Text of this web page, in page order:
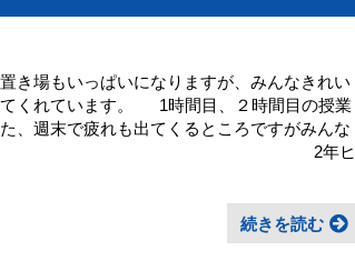
き場もいっぱいになりますが、みんなきれい
てくれています。 1時間目、２時間目の授業
、週末で疲れも出てくるところですがみんな
1年ヒカリ英語 2年ヒ
続きを読む